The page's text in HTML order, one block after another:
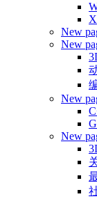
New
New
New
New